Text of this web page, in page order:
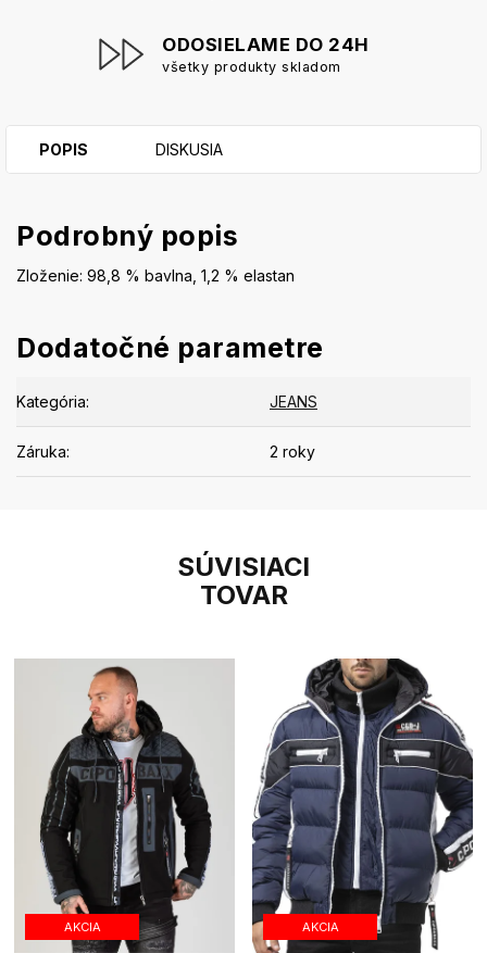
ODOSIELAME DO 24H
všetky produkty skladom
SÚVISIACI
TOVAR
AKCIA AKCIA
POPIS DISKUSIA
Podrobný popis
Zloženie: 98,8 % bavlna, 1,2 % elastan
Dodatočné parametre
Kategória: JEANS
Záruka: 2 roky